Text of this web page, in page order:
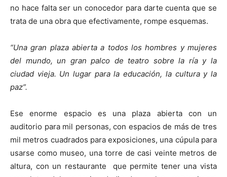
no hace falta ser un conocedor para darte cuenta que se
trata de una obra que efectivamente, rompe esquemas.
“Una gran plaza abierta a todos los hombres y mujeres
del mundo, un gran palco de teatro sobre la ría y la
ciudad vieja. Un lugar para la educación, la cultura y la
paz”.
Ese enorme espacio es una plaza abierta con un
auditorio para mil personas, con espacios de más de tres
mil metros cuadrados para exposiciones, una cúpula para
usarse como museo, una torre de casi veinte metros de
altura, con un restaurante que permite tener una vista